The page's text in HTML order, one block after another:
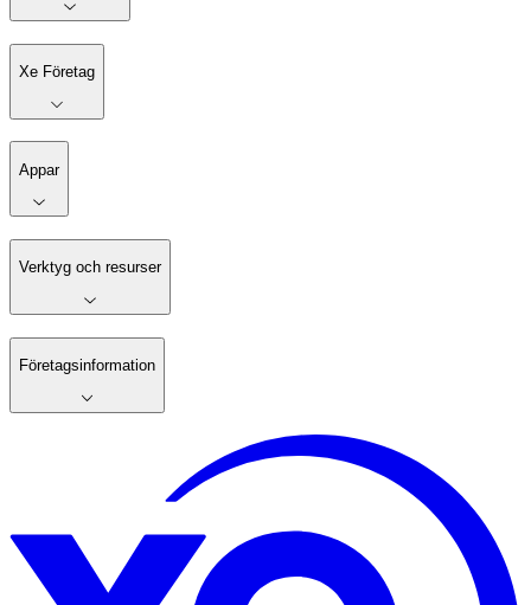
Xe Företag
Appar
Verktyg och resurser
Företagsinformation